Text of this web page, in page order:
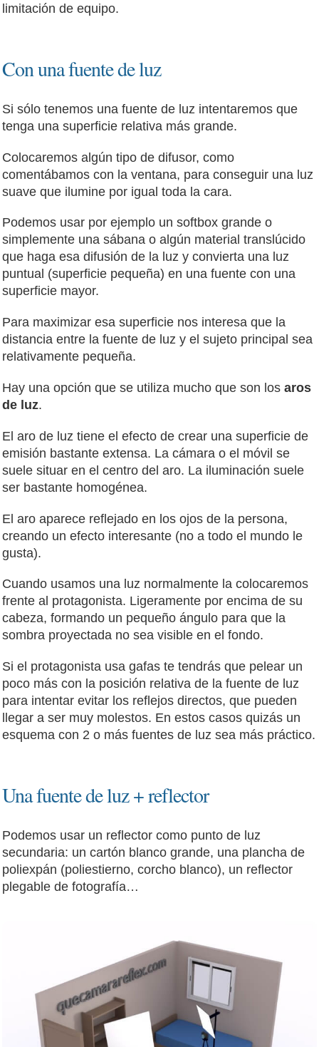
limitación de equipo.
Con una fuente de luz
Si sólo tenemos una fuente de luz intentaremos que
tenga una superficie relativa más grande.
Colocaremos algún tipo de difusor, como
comentábamos con la ventana, para conseguir una luz
suave que ilumine por igual toda la cara.
Podemos usar por ejemplo un softbox grande o
simplemente una sábana o algún material translúcido
que haga esa difusión de la luz y convierta una luz
puntual (superficie pequeña) en una fuente con una
superficie mayor.
Para maximizar esa superficie nos interesa que la
distancia entre la fuente de luz y el sujeto principal sea
relativamente pequeña.
Hay una opción que se utiliza mucho que son losaros
de luz.
El aro de luz tiene el efecto de crear una superficie de
emisión bastante extensa. La cámara o el móvil se
suele situar en el centro del aro. La iluminación suele
ser bastante homogénea.
El aro aparece reflejado en los ojos de la persona,
creando un efecto interesante (no a todo el mundo le
gusta).
Cuando usamos una luz normalmente la colocaremos
frente al protagonista. Ligeramente por encima de su
cabeza, formando un pequeño ángulo para que la
sombra proyectada no sea visible en el fondo.
Si el protagonista usa gafas te tendrás que pelear un
poco más con la posición relativa de la fuente de luz
para intentar evitar los reflejos directos, que pueden
llegar a ser muy molestos. En estos casos quizás un
esquema con 2 o más fuentes de luz sea más práctico.
Una fuente de luz + reflector
Podemos usar un reflector como punto de luz
secundaria: un cartón blanco grande, una plancha de
poliexpán (poliestierno, corcho blanco), un reflector
plegable de fotografía…